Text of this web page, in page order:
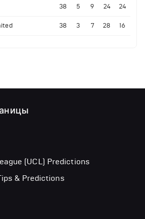
38 5 9 24 24
38 3 7 28 16
(UCL) Predictions
& Predictions